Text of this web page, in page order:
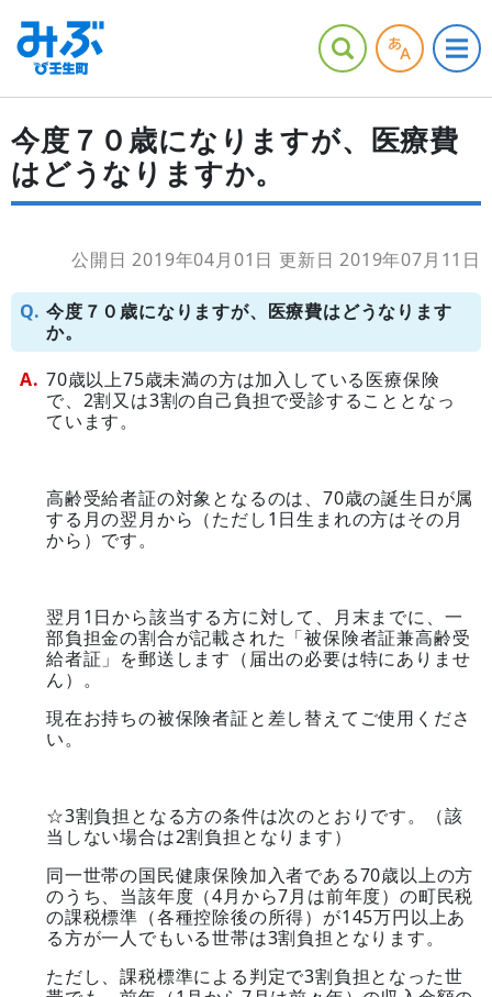
今度７０歳になりますが、医療費
はどうなりますか。
公開日 2019年04月01日 更新日 2019年07月11日
今度７０歳になりますが、医療費はどうなります
か。
70歳以上75歳未満の方は加入している医療保険
で、2割又は3割の自己負担で受診することとなっ
ています。
高齢受給者証の対象となるのは、70歳の誕生日が属
する月の翌月から（ただし1日生まれの方はその月
から）です。
翌月1日から該当する方に対して、月末までに、一
部負担金の割合が記載された「被保険者証兼高齢受
給者証」を郵送します（届出の必要は特にありませ
ん）。
現在お持ちの被保険者証と差し替えてご使用くださ
い。
☆3割負担となる方の条件は次のとおりです。（該
当しない場合は2割負担となります）
同一世帯の国民健康保険加入者である70歳以上の方
のうち、当該年度（4月から7月は前年度）の町民税
の課税標準（各種控除後の所得）が145万円以上あ
る方が一人でもいる世帯は3割負担となります。
ただし、課税標準による判定で3割負担となった世